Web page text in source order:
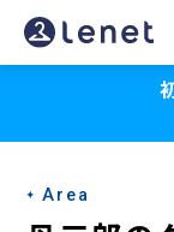
丹
三
の
宅 Area